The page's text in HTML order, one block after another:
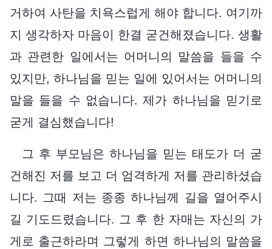
거하여 사탄을 치욕스럽게 해야 합니다. 여기까
지 생각하자 마음이 한결 굳건해졌습니다. 생활
과 관련한 일에서는 어머니의 말씀을 들을 수
있지만, 하나님을 믿는 일에 있어서는 어머니의
말을 들을 수 없습니다. 제가 하나님을 믿기로
굳게 결심했습니다!
그 후 부모님은 하나님을 믿는 태도가 더 굳
건해진 저를 보고 더 엄격하게 저를 관리하셨습
니다. 그때 저는 종종 하나님께 길을 열어주시
길 기도드렸습니다. 그 후 한 자매는 자신의 가
게로 출근하라며 그렇게 하면 하나님의 말씀을